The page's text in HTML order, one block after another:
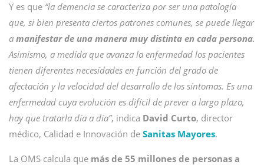
Y es que “la demencia se caracteriza por ser una patología
que, si bien presenta ciertos patrones comunes, se puede llegar
a manifestar de una manera muy distinta en cada persona.
Asimismo, a medida que avanza la enfermedad los pacientes
tienen diferentes necesidades en función del grado de
afectación y la velocidad del desarrollo de los síntomas. Es una
enfermedad cuya evolución es difícil de prever a largo plazo,
hay que tratarla día a día”, indica David Curto, director
médico, Calidad e Innovación de Sanitas Mayores.
La OMS calcula que más de 55 millones de personas a